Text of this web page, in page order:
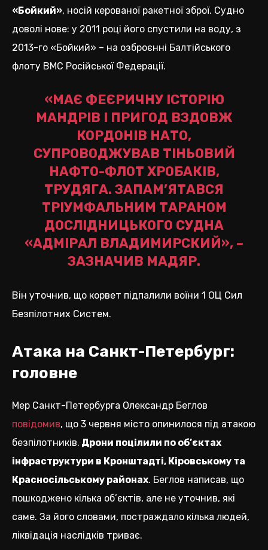
«Бойкий», носій керованої ракетної зброї. Судно
доволі нове: у 2011 році його спустили на воду, з
2013-го «Бойкий» – на озброєнні Балтійського
флоту ВМС Російської Федерації.
«МАЄ ФЕЄРИЧНУ ІСТОРІЮ
МАНДРІВ І ПРИГОД ВЗДОВЖ
КОРДОНІВ НАТО,
СУПРОВОДЖУВАВ ТІНЬОВИЙ
НАФТО-ФЛОТ ХРОБАКІВ,
ТРУДЯГА. ЗАПАМ’ЯТАВСЯ
ТРІУМФАЛЬНИМ ТАРАНОМ
ДОСЛІДНИЦЬКОГО СУДНА
«АДМІРАЛ ВЛАДИМИРСКИЙ», –
ЗАЗНАЧИВ МАДЯР.
Він уточнив, що корвет підпалили воїни 1 ОЦ Сил
Безпілотних Систем.
Атака на Санкт-Петербург:
головне
Мер Санкт-Петербурга Олександр Беглов
повідомив, що 3 червня місто опинилося під атакою
безпілотників. Дрони поцілили по об’єктах
інфраструктури в Кронштадті, Кіровському та
Красносільському районах. Беглов написав, що
пошкоджено кілька об’єктів, але не уточнив, які
саме. За його словами, постраждало кілька людей,
ліквідація наслідків триває.